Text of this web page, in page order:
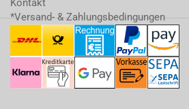
Kontakt
*Versand- & Zahlungsbedingungen